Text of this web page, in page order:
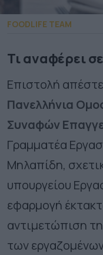
FOODLIFE TEAM
Τι αναφέρει
Επιστολή
Πανελλήνια
Συναφών
Γραμματέα
Μηλαπίδη,
υπουργείου
εφαρμογή
αντιμετώπιση
των